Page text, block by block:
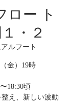
ロー ト
・２
ルフート
金）19時
18:30頃
え、新しい波動